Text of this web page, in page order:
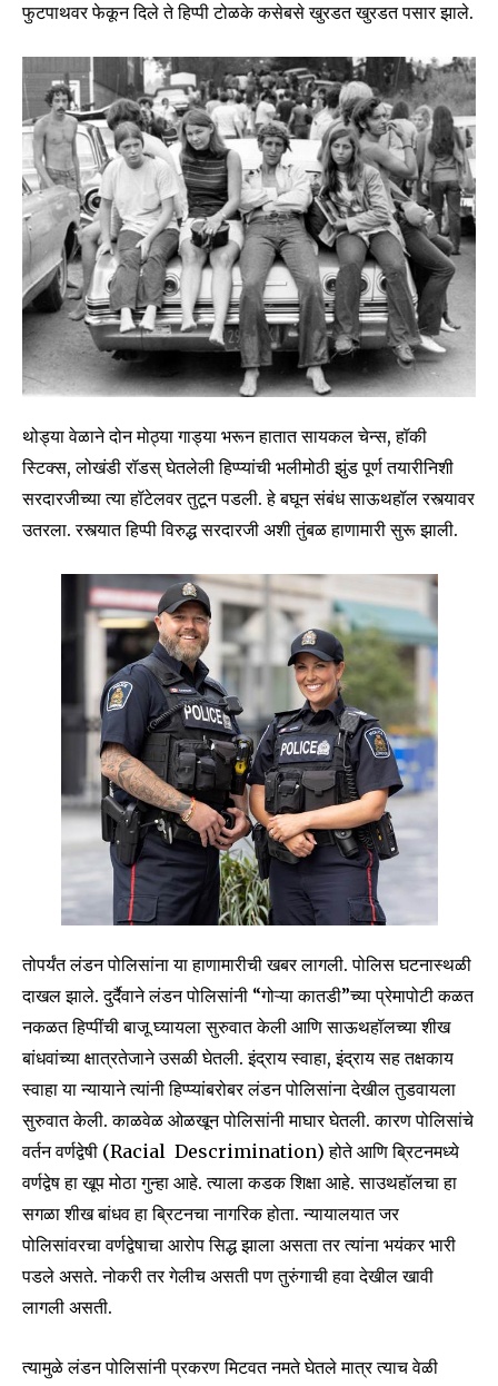
फुटपाथवर फेकून दिले ते हिप्पी टोळके कसेबसे खुरडत खुरडत पसार झाले.
थोड्या वेळाने दोन मोठ्या गाड्या भरून हातात सायकल चेन्स, हॉकी
स्टिक्स, लोखंडी रॉडस् घेतलेली हिप्प्यांची भलीमोठी झुंड पूर्ण तयारीनिशी
सरदारजीच्या त्या हॉटेलवर तुटून पडली. हे बघून संबंध साऊथहॉल रस्त्यावर
उतरला. रस्त्यात हिप्पी विरुद्ध सरदारजी अशी तुंबळ हाणामारी सुरू झाली.
तोपर्यंत लंडन पोलिसांना या हाणामारीची खबर लागली. पोलिस घटनास्थळी
दाखल झाले. दुर्दैवाने लंडन पोलिसांनी “गोऱ्या कातडी”च्या प्रेमापोटी कळत
नकळत हिप्पींची बाजू घ्यायला सुरुवात केली आणि साऊथहॉलच्या शीख
बांधवांच्या क्षात्रतेजाने उसळी घेतली. इंद्राय स्वाहा, इंद्राय सह तक्षकाय
स्वाहा या न्यायाने त्यांनी हिप्प्यांबरोबर लंडन पोलिसांना देखील तुडवायला
सुरुवात केली. काळवेळ ओळखून पोलिसांनी माघार घेतली. कारण पोलिसांचे
वर्तन वर्णद्वेषी (Racial Descrimination) होते आणि ब्रिटनमध्ये
वर्णद्वेष हा खूप मोठा गुन्हा आहे. त्याला कडक शिक्षा आहे. साउथहॉलचा हा
सगळा शीख बांधव हा ब्रिटनचा नागरिक होता. न्यायालयात जर
पोलिसांवरचा वर्णद्वेषाचा आरोप सिद्ध झाला असता तर त्यांना भयंकर भारी
पडले असते. नोकरी तर गेलीच असती पण तुरुंगाची हवा देखील खावी
लागली असती.
त्यामुळे लंडन पोलिसांनी प्रकरण मिटवत नमते घेतले मात्र त्याच वेळी